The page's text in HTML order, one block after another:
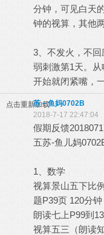
分钟，可见白天
钟的视算，其他
3、不发火，不
弱刺激第1天。
开始就闭紧嘴，
点击重新加载苏－鱼妈0702B
2018-7-17 22:47:04
假期反馈
五苏-鱼儿妈
1、数学
视算景山五下比
题P39页 120分钟
朗读七上P99到
视算五三（朗读